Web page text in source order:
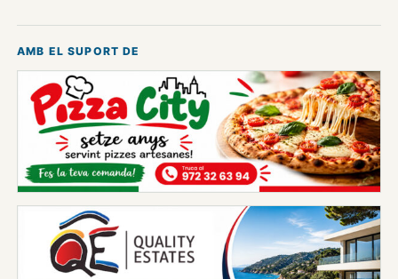
AMB EL SUPORT DE